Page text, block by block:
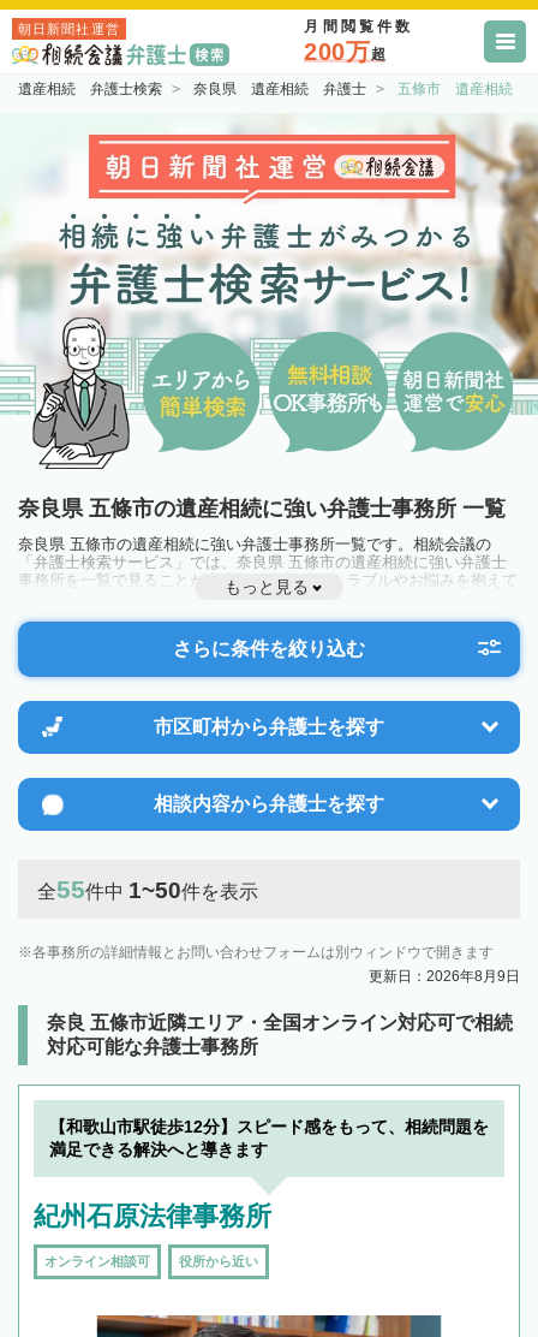
朝日新聞社運営 月間閲覧件数
200万超
遺産相続 弁護士検索 奈良県 遺産相続 弁護士 五條市 遺産相続
奈良県 五條市の遺産相続に強い弁護士事務所 一覧
奈良県 五條市の遺産相続に強い弁護士事務所一覧です。相続会議の
「弁護士検索サービス」では、奈良県 五條市の遺産相続に強い弁護士
事務所を一覧で見ることが出来ます。相続のトラブルやお悩みを抱えて
いる方は一度近隣の弁護士に相談してみましょう。
もっと見る
さらに条件を絞り込む
市区町村から弁護士を探す
相談内容から弁護士を探す
全55件中 1~50件を表示
各事務所の詳細情報とお問い合わせフォームは別ウィンドウで開きます
更新日：2026年8月9日
奈良 五條市近隣エリア・全国オンライン対応可で相続
対応可能な弁護士事務所
【和歌山市駅徒歩12分】スピード感をもって、相続問題を
満足できる解決へと導きます
紀州石原法律事務所
オンライン相談可 役所から近い